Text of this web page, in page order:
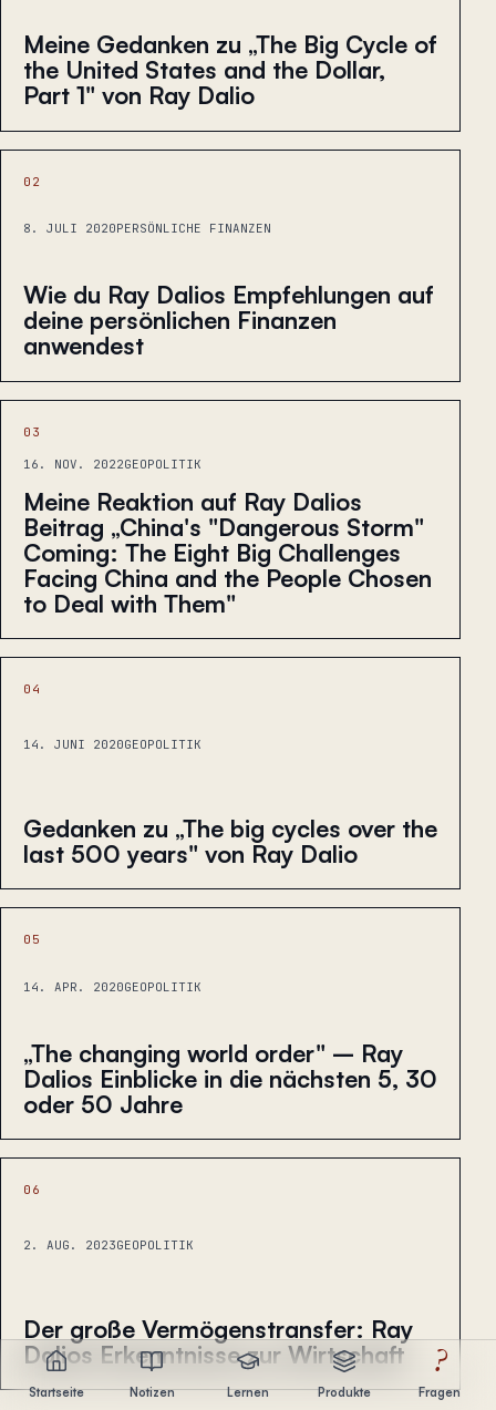
Meine Gedanken zu „The Big Cycle of
the United States and the Dollar,
Part 1" von Ray Dalio
02
8. JULI 2020PERSÖNLICHE FINANZEN
Wie du Ray Dalios Empfehlungen auf
deine persönlichen Finanzen
anwendest
03
16. NOV. 2022GEOPOLITIK
Meine Reaktion auf Ray Dalios
Beitrag „China's "Dangerous Storm"
Coming: The Eight Big Challenges
Facing China and the People Chosen
to Deal with Them"
04
14. JUNI 2020GEOPOLITIK
Gedanken zu „The big cycles over the
last 500 years" von Ray Dalio
05
14. APR. 2020GEOPOLITIK
„The changing world order" – Ray
Dalios Einblicke in die nächsten 5, 30
oder 50 Jahre
06
2. AUG. 2023GEOPOLITIK
Der große Vermögenstransfer: Ray
Dalios Erkenntnisse zur Wirtschaft
Startseite Notizen Lernen Produkte
?
Fragen